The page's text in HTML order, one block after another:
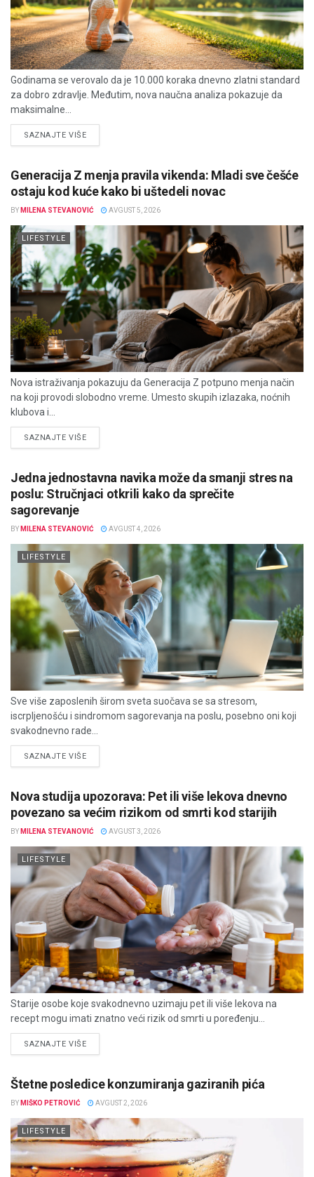
Godinama se verovalo da je 10.000 koraka dnevno zlatni standard
za dobro zdravlje. Međutim, nova naučna analiza pokazuje da
maksimalne...
SAZNAJTE VIŠEDETAILS
Generacija Z menja pravila vikenda: Mladi sve češće
ostaju kod kuće kako bi uštedeli novac
BY MILENA STEVANOVIĆ AVGUST 5, 2026
LIFESTYLE
Nova istraživanja pokazuju da Generacija Z potpuno menja način
na koji provodi slobodno vreme. Umesto skupih izlazaka, noćnih
klubova i...
SAZNAJTE VIŠEDETAILS
Jedna jednostavna navika može da smanji stres na
poslu: Stručnjaci otkrili kako da sprečite
sagorevanje
BY MILENA STEVANOVIĆ AVGUST 4, 2026
LIFESTYLE
Sve više zaposlenih širom sveta suočava se sa stresom,
iscrpljenošću i sindromom sagorevanja na poslu, posebno oni koji
svakodnevno rade...
SAZNAJTE VIŠEDETAILS
Nova studija upozorava: Pet ili više lekova dnevno
povezano sa većim rizikom od smrti kod starijih
BY MILENA STEVANOVIĆ AVGUST 3, 2026
LIFESTYLE
Starije osobe koje svakodnevno uzimaju pet ili više lekova na
recept mogu imati znatno veći rizik od smrti u poređenju...
SAZNAJTE VIŠEDETAILS
Štetne posledice konzumiranja gaziranih pića
BY MIŠKO PETROVIĆ AVGUST 2, 2026
LIFESTYLE